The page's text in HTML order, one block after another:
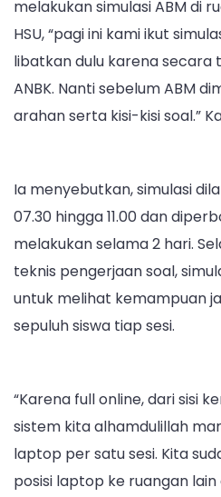
melakukan simulasi ABM di
HSU, “pagi ini kami ikut
libatkan dulu karena secara
ANBK. Nanti sebelum ABM
arahan serta kisi-kisi soal.”
Ia menyebutkan, simulasi
07.30 hingga 11.00 dan
melakukan selama 2 hari.
teknis pengerjaan soal,
untuk melihat kemampuan
sepuluh siswa tiap sesi.
“Karena full online, dari sisi
sistem kita alhamdulillah
laptop per satu sesi. Kita
posisi laptop ke ruangan